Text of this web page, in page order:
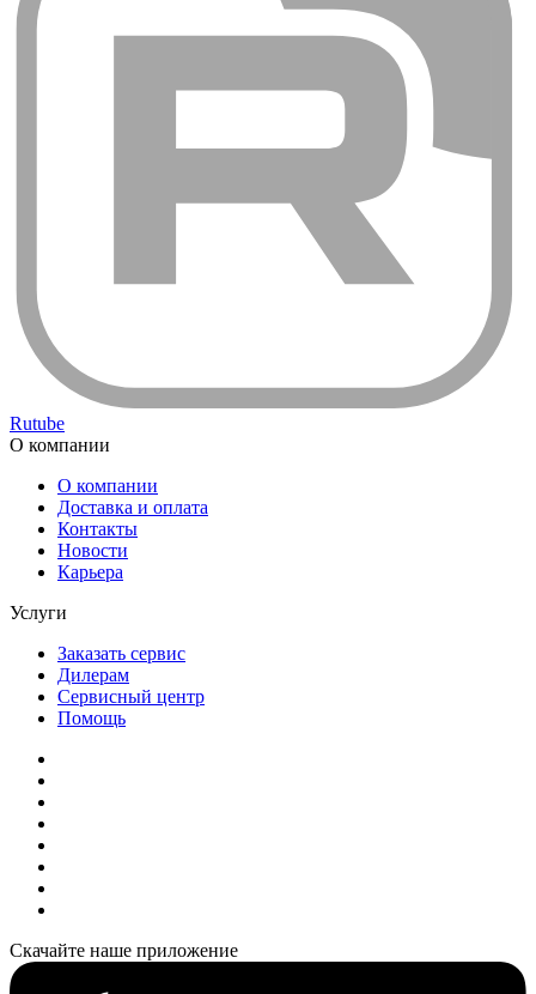
Rutube
О компании
О компании
Доставка и оплата
Контакты
Новости
Карьера
Услуги
Заказать сервис
Дилерам
Сервисный центр
Помощь
Скачайте наше приложение